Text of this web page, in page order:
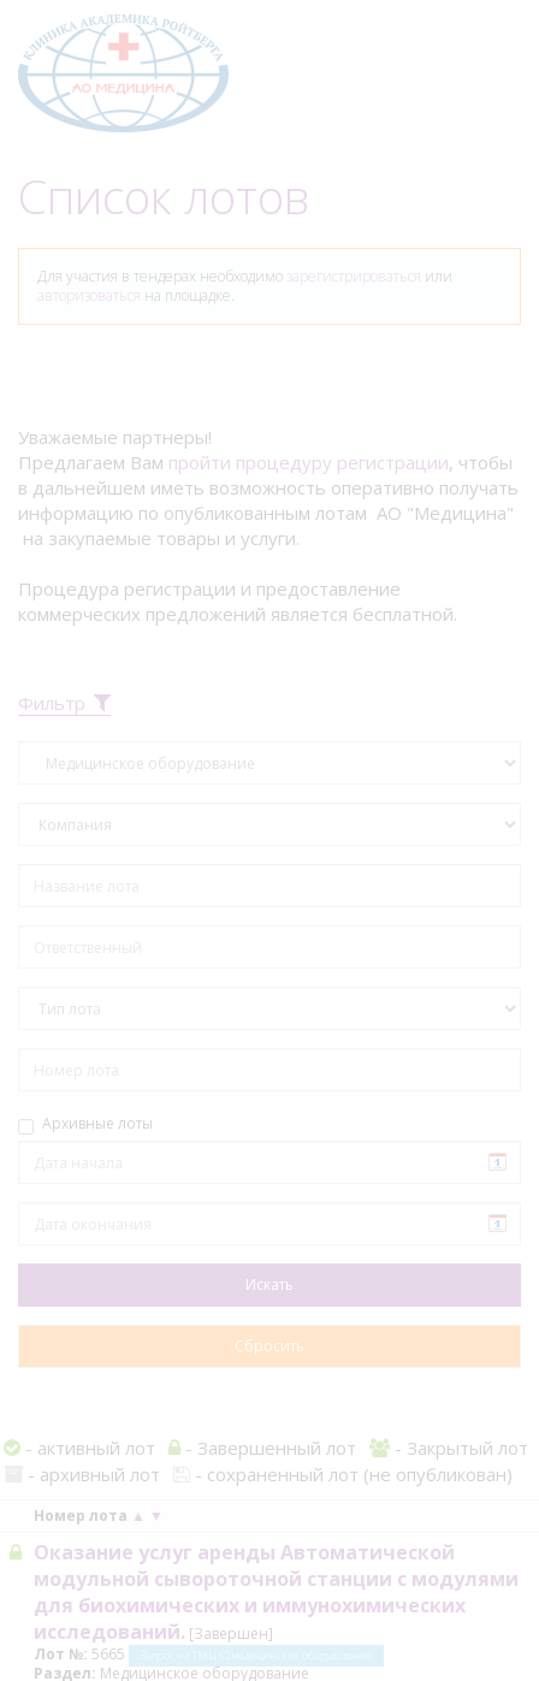
Список лотов
Для участия в тендерах необходимо зарегистрироваться или
авторизоваться на площадке.
Уважаемые партнеры!
Предлагаем Вам пройти процедуру регистрации, чтобы
в дальнейшем иметь возможность оперативно получать
информацию по опубликованным лотам АО "Медицина"
на закупаемые товары и услуги.
Процедура регистрации и предоставление
коммерческих предложений является бесплатной.
Фильтр
Архивные лоты
- активный лот - Завершенный лот
- Закрытый лот
- архивный лот
- сохраненный лот (не опубликован)
Номер лота ▲ ▼
Оказание услуг аренды Автоматической
модульной сывороточной станции с модулями
для биохимических и иммунохимических
исследований. [Завершен]
Лот №: 5665 Запрос на ТМЦ (С) медицинское оборудование
Раздел: Медицинское оборудование